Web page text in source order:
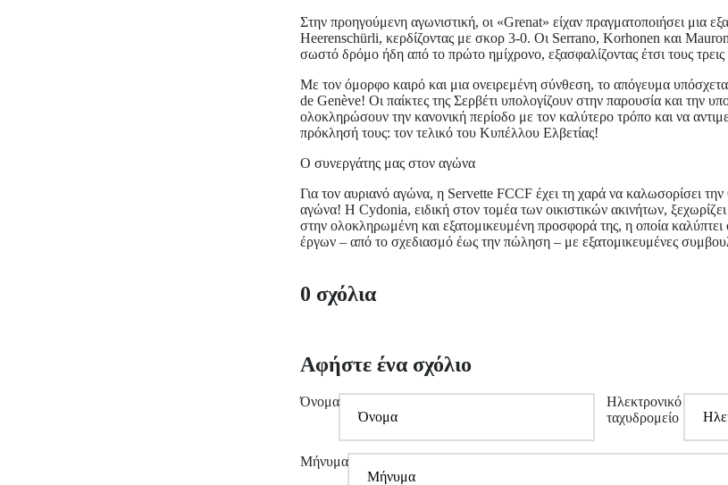
Στην προηγούμενη αγωνιστική, οι «Grenat» είχαν πραγματοποιήσει μια
Heerenschürli, κερδίζοντας με σκορ 3-0. Οι Serrano, Korhonen και
σωστό δρόμο ήδη από το πρώτο ημίχρονο, εξασφαλίζοντας έτσι τους
Με τον όμορφο καιρό και μια ονειρεμένη σύνθεση, το απόγευμα
de Genève! Οι παίκτες της Σερβέτι υπολογίζουν στην παρουσία και την
ολοκληρώσουν την κανονική περίοδο με τον καλύτερο τρόπο και να
πρόκλησή τους: τον τελικό του Κυπέλλου Ελβετίας!
Ο συνεργάτης μας στον αγώνα
Για τον αυριανό αγώνα, η Servette FCCF έχει τη χαρά να καλωσορίσει
αγώνα! Η Cydonia, ειδική στον τομέα των οικιστικών ακινήτων,
στην ολοκληρωμένη και εξατομικευμένη προσφορά της, η οποία καλύπτει
έργων – από το σχεδιασμό έως την πώληση – με εξατομικευμένες
0 σχόλια
Αφήστε ένα σχόλιο
Όνομα
Ηλεκτρονικό
ταχυδρομείο
Μήνυμα